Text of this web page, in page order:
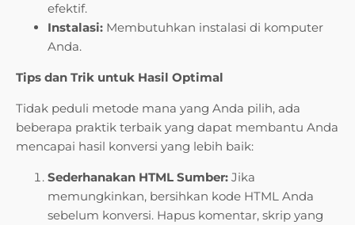
efektif.
Instalasi: Membutuhkan instalasi di komputer
Anda.
Tips dan Trik untuk Hasil Optimal
Tidak peduli metode mana yang Anda pilih, ada
beberapa praktik terbaik yang dapat membantu Anda
mencapai hasil konversi yang lebih baik:
Sederhanakan HTML Sumber: Jika
memungkinkan, bersihkan kode HTML Anda
sebelum konversi. Hapus komentar, skrip yang